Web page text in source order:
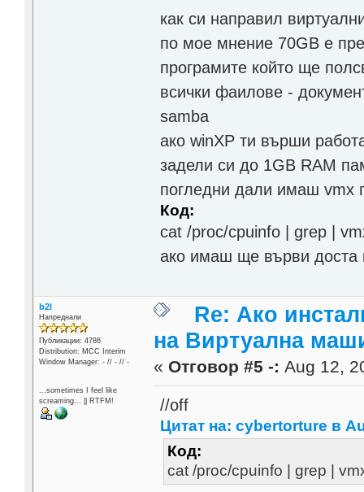
как си направил
по мое мнение 70GB е
програмите който ще
всички фаилове -
samba
ако winXP ти върши
задели си до 1GB RAM
погледни дали имаш vmx
Код:
cat /proc/cpuinfo | grep |
ако имаш ще върви доста
b2l
Напреднали
Публикации: 4786
Distribution: MCC Interim
Window Manager: - // - // -
...sometimes I feel like
screaming... || RTFM!
Re: Ако
на Виртуална
« Отговор #5 -: Aug 12,
//off
Цитат на: cybertorture в
Код:
cat /proc/cpuinfo | grep |